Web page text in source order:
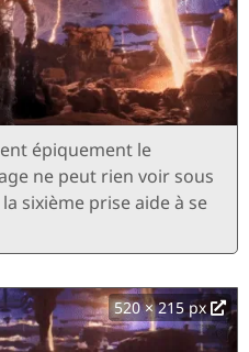
épiquement le
ne peut rien voir sous
sixième prise aide à se
520 × 215 px